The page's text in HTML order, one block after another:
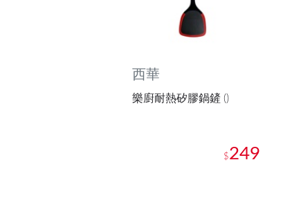
西華
樂廚耐熱矽膠鍋鏟 ()
$249